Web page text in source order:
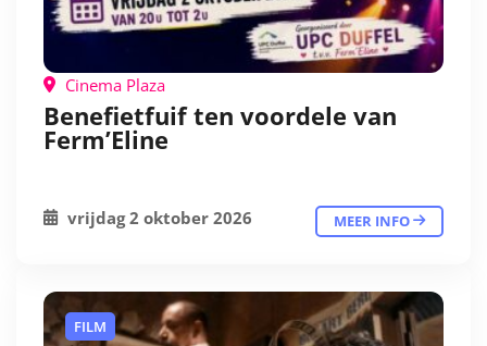
Cinema Plaza
Benefietfuif ten voordele van
Ferm’Eline
vrijdag 2 oktober 2026 MEER INFO
FILM